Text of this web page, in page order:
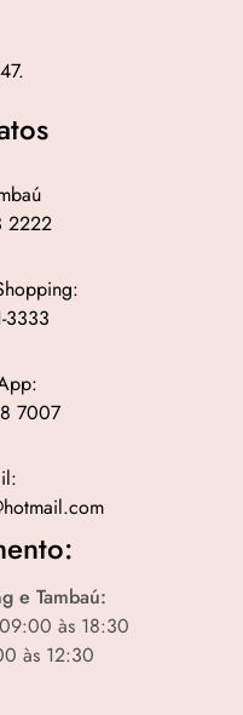
2222
3333
7007
e Tambaú:
às 18:30
às 12:30